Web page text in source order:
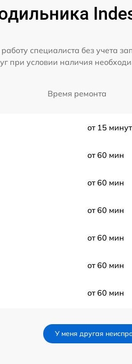
специалиста без учета
при условии наличия
Время ремонта
от 15 минут
от 60 мин
от 60 мин
от 60 мин
от 60 мин
от 60 мин
от 60 мин
У меня другая